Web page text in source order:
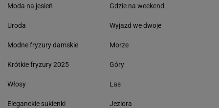
Moda na jesień
Uroda
Modne fryzury damskie
Krótkie fryzury 2025
Włosy
Eleganckie sukienki
Gdzie na weekend
Wyjazd we dwoje
Morze
Góry
Las
Jeziora